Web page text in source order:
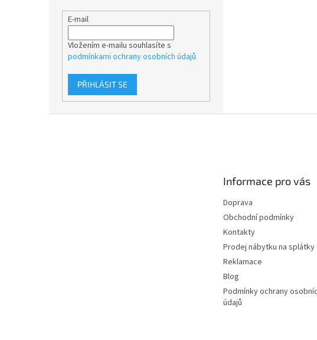
E-mail
Vložením e-mailu souhlasíte s
podmínkami ochrany osobních údajů
PŘIHLÁSIT SE
Informace pro vás
Doprava
Obchodní podmínky
Kontakty
Prodej nábytku na splátky
Reklamace
Blog
Podmínky ochrany
údajů